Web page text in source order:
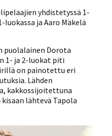
yhdistetyssä 1-
ja Aaro Mäkelä
puolalainen Dorota
1- ja 2-luokat piti
on painotettu eri
Lähden
kakkossijoitettuna
lähtevä Tapola